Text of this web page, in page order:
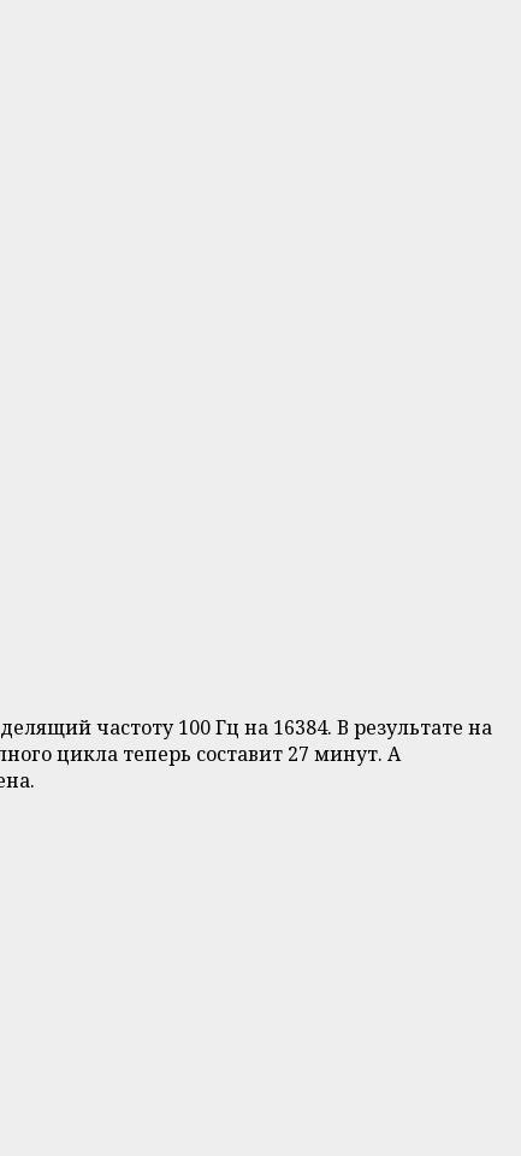
частоту 100 Гц на 16384. В результате на
цикла теперь составит 27 минут. А